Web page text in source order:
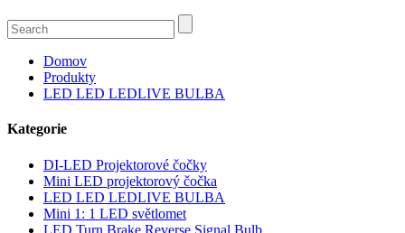
Domov
Produkty
LED LED LEDLIVE BULBA
Kategorie
DI-LED Projektorové čočky
Mini LED projektorový čočka
LED LED LEDLIVE BULBA
Mini 1: 1 LED světlomet
LED Turn Brake Reverse Signal Bulb